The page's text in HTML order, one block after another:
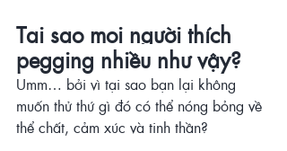
Tại sao mọi người thích
pegging nhiều như vậy?
Umm… bởi vì tại sao bạn lại không
muốn thử thứ gì đó có thể nóng bỏng về
thể chất, cảm xúc và tinh thần?